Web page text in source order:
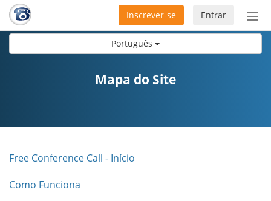
Português
Entrar
Inscrever-se
Mapa do Site
Free Conference Call - Início
Como Funciona